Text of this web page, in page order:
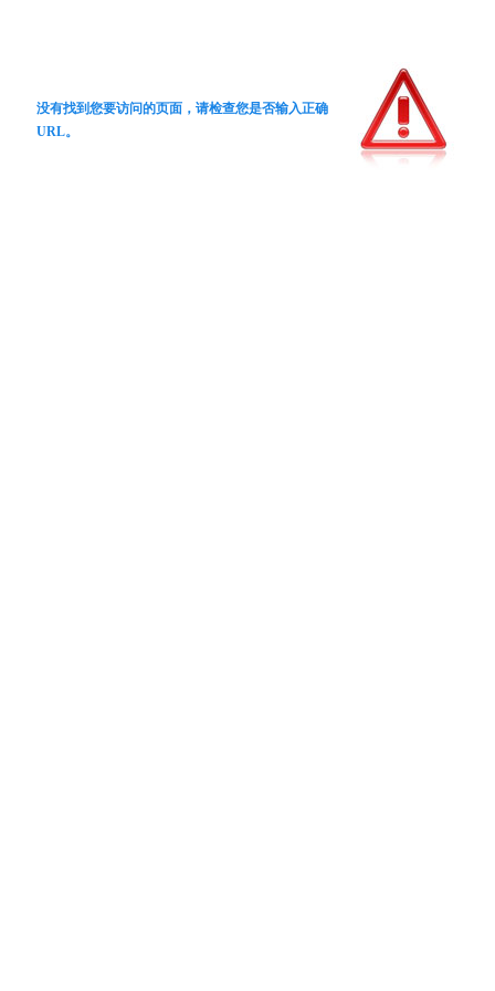
没有找到您要访问的页面，请检查您是否输入正确
URL。